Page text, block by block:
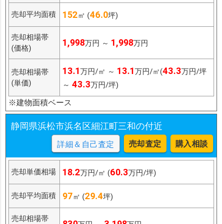
売却平均面積 152㎡ (46.0坪)
売却相場帯
(価格)
1,998万円 ～ 1,998万円
売却相場帯
(単価)
13.1万円/㎡ ～ 13.1万円/㎡(43.3万円/坪
～ 43.3万円/坪)
※建物面積ベース
静岡県浜松市浜名区細江町三和の付近
詳細＆自己査定 売却査定 購入相談
売却単価相場 18.2万円/㎡ (60.3万円/坪)
売却平均面積 97㎡ (29.4坪)
売却相場帯